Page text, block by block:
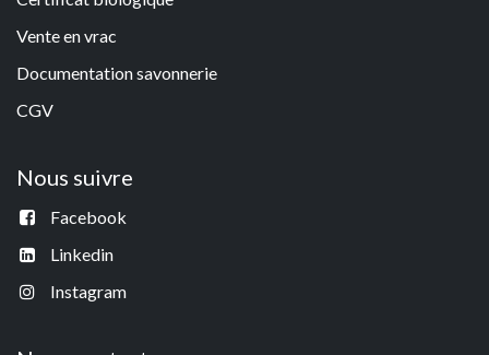
Vente en vrac
Documentation savonnerie
CGV
Nous suivre
Facebook
Linkedin
Instagram